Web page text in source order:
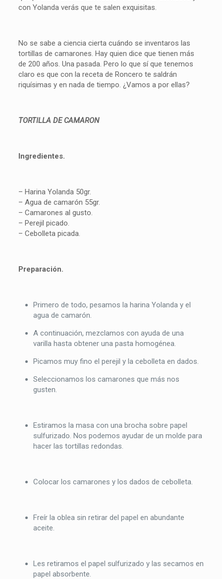
con Yolanda verás que te salen exquisitas.
No se sabe a ciencia cierta cuándo se inventaros las
tortillas de camarones. Hay quien dice que tienen más
de 200 años. Una pasada. Pero lo que sí que tenemos
claro es que con la receta de Roncero te saldrán
riquísimas y en nada de tiempo. ¿Vamos a por ellas?
TORTILLA DE CAMARON
Ingredientes.
– Harina Yolanda 50gr.
– Agua de camarón 55gr.
– Camarones al gusto.
– Perejil picado.
– Cebolleta picada.
Preparación.
Primero de todo, pesamos la harina Yolanda y el
agua de camarón.
A continuación, mezclamos con ayuda de una
varilla hasta obtener una pasta homogénea.
Picamos muy fino el perejil y la cebolleta en dados.
Seleccionamos los camarones que más nos
gusten.
Estiramos la masa con una brocha sobre papel
sulfurizado. Nos podemos ayudar de un molde para
hacer las tortillas redondas.
Colocar los camarones y los dados de cebolleta.
Freír la oblea sin retirar del papel en abundante
aceite.
Les retiramos el papel sulfurizado y las secamos en
papel absorbente.